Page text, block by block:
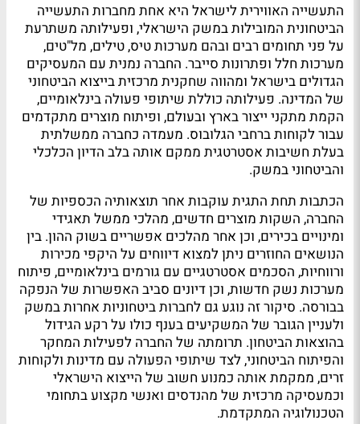
התעשייה האווירית לישראל היא אחת מחברות התעשייה
הביטחונית המובילות במשק הישראלי, ופעילותה משתרעת
על פני תחומים רבים ובהם מערכות טיס, טילים, מל"טים,
מערכות חלל ופתרונות סייבר. החברה נמנית עם המעסיקים
הגדולים בישראל ומהווה שחקנית מרכזית בייצוא הביטחוני
של המדינה. פעילותה כוללת שיתופי פעולה בינלאומיים,
הקמת מתקני ייצור בארץ ובעולם, ופיתוח מוצרים מתקדמים
עבור לקוחות ברחבי הגלובוס. מעמדה כחברה ממשלתית
בעלת חשיבות אסטרטגית ממקם אותה בלב הדיון הכלכלי
והביטחוני במשק.
הכתבות תחת התגית עוקבות אחר תוצאותיה הכספיות של
החברה, השקות מוצרים חדשים, מהלכי ממשל תאגידי
ומינויים בכירים, וכן אחר מהלכים אפשריים בשוק ההון. בין
הנושאים החוזרים ניתן למצוא דיווחים על היקפי מכירות
ורווחיות, הסכמים אסטרטגיים עם גורמים בינלאומיים, פיתוח
מערכות נשק חדשות, וכן דיונים סביב האפשרות של הנפקה
בבורסה. סיקור זה נוגע גם לחברות ביטחוניות אחרות במשק
ולעניין הגובר של המשקיעים בענף כולו על רקע הגידול
בהוצאות הביטחון. תרומתה של החברה לפעילות המחקר
והפיתוח הביטחוני, לצד שיתופי הפעולה עם מדינות ולקוחות
זרים, ממקמת אותה כמנוע חשוב של הייצוא הישראלי
וכמעסיקה מרכזית של מהנדסים ואנשי מקצוע בתחומי
הטכנולוגיה המתקדמת.